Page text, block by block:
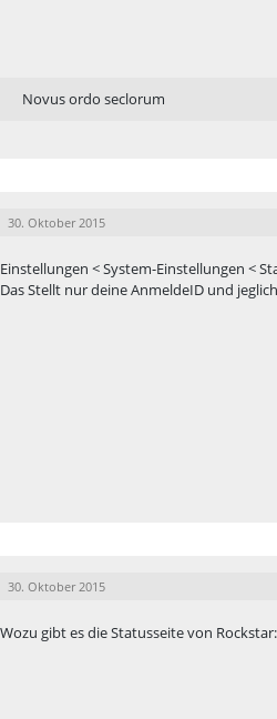
Novus ordo seclorum
30. Oktober 2015
Einstellungen < System-Einstellungen <
Das Stellt nur deine AnmeldeID und
30. Oktober 2015
Wozu gibt es die Statusseite von Rockstar: